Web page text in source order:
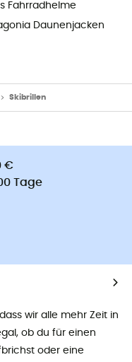
Fahrradhelme
Daunenjacken
Skibrillen
€
Tage
wir alle mehr Zeit in
ob du für einen
oder eine